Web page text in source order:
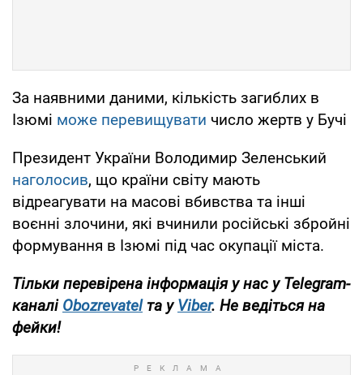
За наявними даними, кількість загиблих в
Ізюмі може перевищувати число жертв у Бучі
Президент України Володимир Зеленський
наголосив, що країни світу мають
відреагувати на масові вбивства та інші
воєнні злочини, які вчинили російські збройні
формування в Ізюмі під час окупації міста.
Тільки перевірена інформація у нас у Telegram-
каналі Obozrevatelта уViber. Не ведіться на
фейки!